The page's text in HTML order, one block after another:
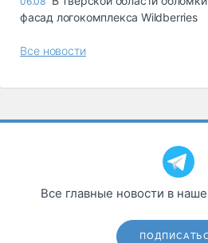
фасад логокомплекса Wildberries
Все новости
Все главные новости в